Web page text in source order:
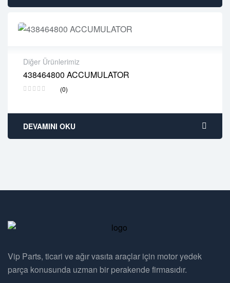
Diğer Ürünlerimiz
438464800 ACCUMULATOR
(0)
2 years warranty
Delivery time: 1-2 business days
DEVAMINI OKU
Vip Parts, ticari ve ağır vasıta araçlar için motor yedek
parça konusunda uzman bir perakende firmasıdır.